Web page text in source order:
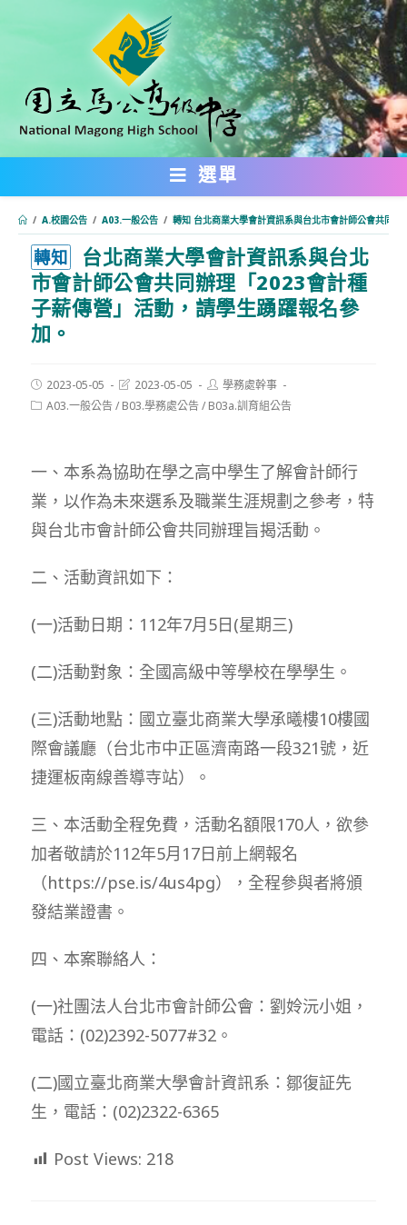
內
選單
/ A.校園公告 / A03.一般公告 / 轉知 台北商業大學會計資訊系與台北市會計師公會共同
轉知
台北商業大學會計資訊系與台北
市會計師公會共同辦理「2023會計種
子薪傳營」活動，請學生踴躍報名參
加。
Post
published:
2023-05-05
Post
modified:
2023-05-05
Post
author:
學務處幹事
PostA03.一般公告/ B03.學務處公告/ B03a.訓育組公告
一、本系為協助在學之高中學生了解會計師行
業，以作為未來選系及職業生涯規劃之參考，特
與台北市會計師公會共同辦理旨揭活動。
二、活動資訊如下：
(一)活動日期：112年7月5日(星期三)
(二)活動對象：全國高級中等學校在學學生。
(三)活動地點：國立臺北商業大學承曦樓10樓國
際會議廳（台北市中正區濟南路一段321號，近
捷運板南線善導寺站）。
三、本活動全程免費，活動名額限170人，欲參
加者敬請於112年5月17日前上網報名
（https://pse.is/4us4pg），全程參與者將頒
發結業證書。
四、本案聯絡人：
(一)社團法人台北市會計師公會：劉姈沅小姐，
電話：(02)2392-5077#32。
(二)國立臺北商業大學會計資訊系：鄒復証先
生，電話：(02)2322-6365
Post Views: 218